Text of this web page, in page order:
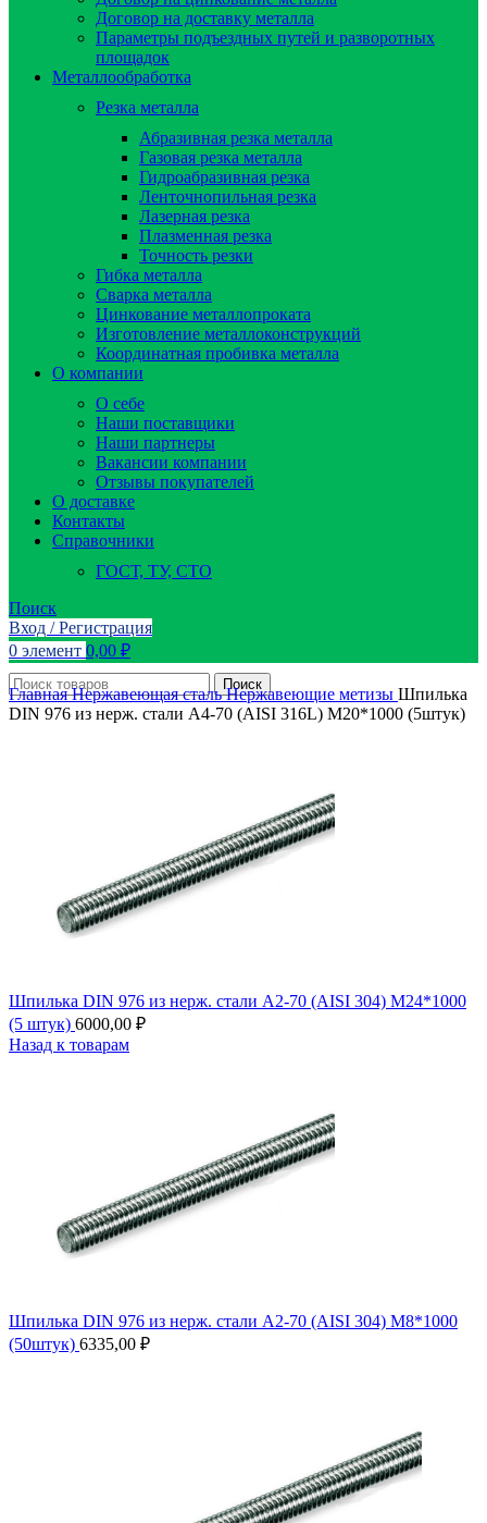
Договор на доставку металла
Параметры подъездных путей и разворотных
площадок
Металлообработка
Резка металла
Абразивная резка металла
Газовая резка металла
Гидроaбразивная резка
Ленточнопильная резка
Лазерная резка
Плазменная резка
Точность резки
Гибка металла
Сварка металла
Цинкование металлопроката
Изготовление металлоконструкций
Координатная пробивка металла
О компании
О себе
Наши поставщики
Наши партнеры
Вакансии компании
Отзывы покупателей
О доставке
Контакты
Справочники
ГОСТ, ТУ, СТО
Поиск
Вход / Регистрация
0 элемент 0,00 ₽
Поиск
ГлавнаяНержавеющая стальНержавеющие метизы Шпилька
DIN 976 из нерж. стали А4-70 (AISI 316L) М20*1000 (5штук)
Шпилька DIN 976 из нерж. стали А2-70 (AISI 304) М24*1000
(5 штук) 6000,00 ₽
Назад к товарам
Шпилька DIN 976 из нерж. стали A2-70 (AISI 304) M8*1000
(50штук) 6335,00 ₽